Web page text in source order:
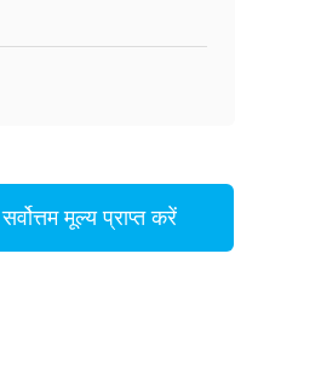
सर्वोत्तम मूल्य प्राप्त करें